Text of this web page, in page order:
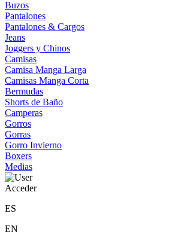
Buzos
Pantalones
Pantalones & Cargos
Jeans
Joggers y Chinos
Camisas
Camisa Manga Larga
Camisas Manga Corta
Bermudas
Shorts de Baño
Camperas
Gorros
Gorras
Gorro Invierno
Boxers
Medias
Acceder
ES
EN